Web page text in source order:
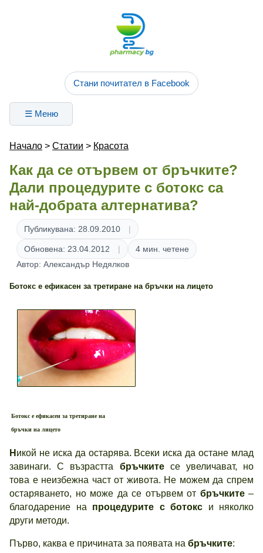
Стани почитател в Facebook
☰ Меню
Начало > Статии > Красота
Как да се отървем от бръчките?
Дали процедурите с ботокс са
най-добрата алтернатива?
Публикувана: 28.09.2010
Обновена: 23.04.2012
4 мин. четене
Автор: Александър Недялков
Ботокс е ефикасен за третиране на бръчки на лицето
Ботокс е ефикасен за третиране на
бръчки на лицето
Н икой не иска да остарява. Всеки иска да остане млад
завинаги. С възрастта бръчкитесе увеличават, но
това е неизбежна част от живота. Не можем да спрем
остаряването, но може да се отървем от бръчките–
благодарение на процедурите с ботокс и няколко
други методи.
Първо, каква е причината за появата на бръчките: